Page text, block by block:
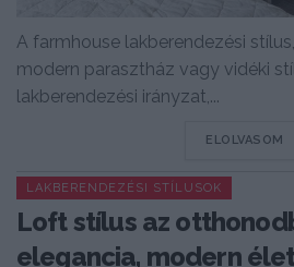
A farmhouse lakberendezési
modern parasztház vagy vidéki
lakberendezési irányzat,...
ELOLVASOM
LAKBERENDEZÉSI STÍLUSOK
Loft stílus az
elegancia, modern